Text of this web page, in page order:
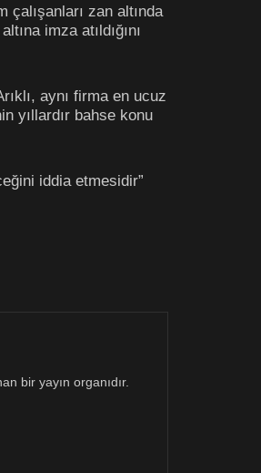
çalışanları zan altında
imza atıldığını
aynı firma en ucuz
yıllardır bahse konu
iddia etmesidir”
bir yayın organıdır.